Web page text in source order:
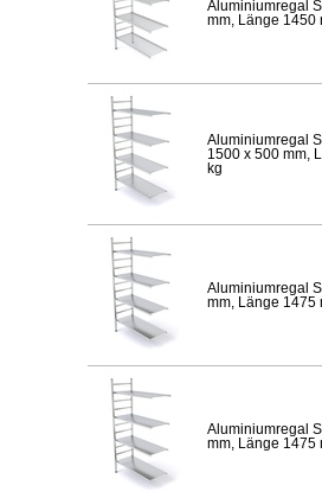
Aluminiumregal
mm, Länge 1450
Aluminiumregal
1500 x 500 mm,
kg
Aluminiumregal
mm, Länge 1475
Aluminiumregal
mm, Länge 1475